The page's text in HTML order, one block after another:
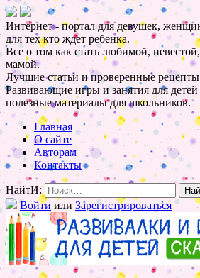
Интернет - портал для девушек,
для тех кто ждет ребенка.
Все о том как стать любимой,
мамой.
Лучшие статьи и проверенные
Развивающие игры и занятия для детей
полезные материалы для школьников.
Главная
О сайте
Авторам
Контакты
НайтИ:
Войти или Зарегистрироваться